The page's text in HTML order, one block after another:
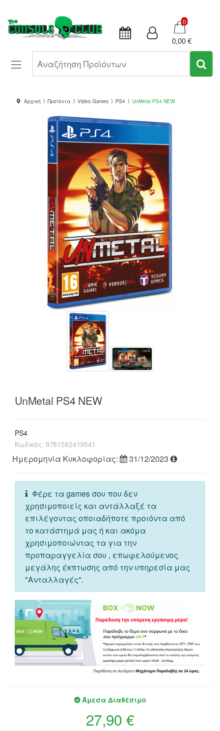
Καλάθι
0
0,00 €
Αρχική Προϊόντα Video Games PS4 UnMetal PS4 NEW
UnMetal PS4 NEW
PS4
Κωδικός: 9781582419541
Ημερομηνία Κυκλοφορίας: 31/12/2023
Φέρε τα games σου που δεν
χρησιμοποιείς και αντάλλαξέ τα
επιλέγοντας οποιαδήποτε προιόντα από
το κατάστημά μας ή και ακόμα
χρησιμοποιώντας τα για την
προπαραγγελία σου , επωφελούμενος
μεγάλης έκπτωσης από την υπηρεσία μας
"Ανταλλαγές".
Άμεσα Διαθέσιμο
27,90 €